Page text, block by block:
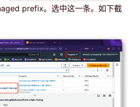
prefix。选中这一条。如下截